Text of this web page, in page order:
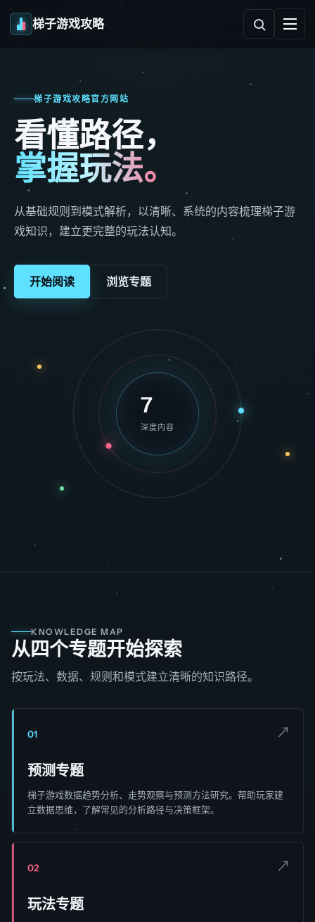
梯子游戏攻略
梯子游戏攻略官方网站
看懂路径，
掌握玩法。
从基础规则到模式解析，以清晰、系统的内容梳理梯子游
戏知识，建立更完整的玩法认知。
开始阅读 浏览专题
7
深度内容
KNOWLEDGE MAP
从四个专题开始探索
按玩法、数据、规则和模式建立清晰的知识路径。
01 ↗
预测专题
梯子游戏数据趋势分析、走势观察与预测方法研究。帮助玩家建
立数据思维，了解常见的分析路径与决策框架。
02 ↗
玩法专题